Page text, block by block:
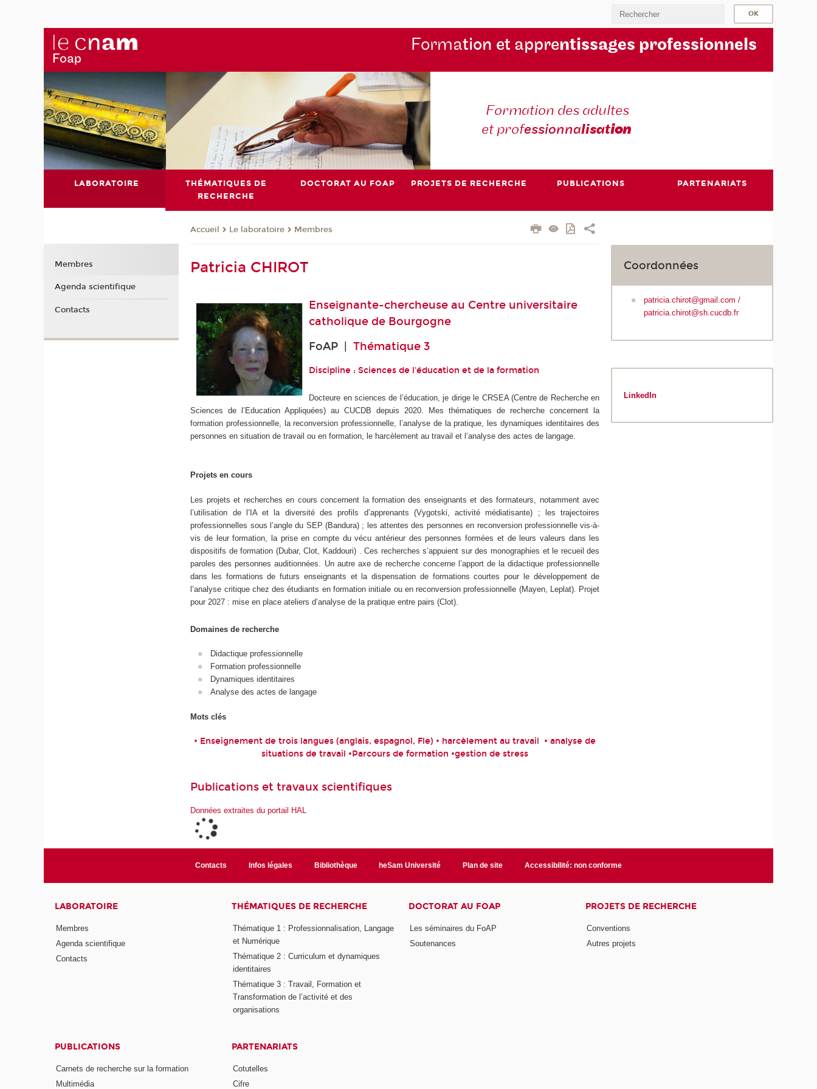
Formation et apprentissages professionnels
Formation des adultes
et professionnalisation
LABORATOIRE
THÉMATIQUES DE
RECHERCHE
DOCTORAT AU FOAP PROJETS DE RECHERCHE PUBLICATIONS PARTENARIATS
Accueil Le laboratoire Membres
Patricia CHIROT
Enseignante-chercheuse au Centre universitaire
catholique de Bourgogne
FoAP |Thématique 3
Discipline : Sciences de l'éducation et de la formation
Docteure en sciences de l’éducation, je dirige le CRSEA (Centre de Recherche en
Sciences de l’Education Appliquées) au CUCDB depuis 2020. Mes thématiques de recherche concernent la
formation professionnelle, la reconversion professionnelle, l’analyse de la pratique, les dynamiques identitaires des
personnes en situation de travail ou en formation, le harcèlement au travail et l’analyse des actes de langage.
Projets en cours
Les projets et recherches en cours concernent la formation des enseignants et des formateurs, notamment avec
l’utilisation de l’IA et la diversité des profils d’apprenants (Vygotski, activité médiatisante) ; les trajectoires
professionnelles sous l’angle du SEP (Bandura) ; les attentes des personnes en reconversion professionnelle vis-à-
vis de leur formation, la prise en compte du vécu antérieur des personnes formées et de leurs valeurs dans les
dispositifs de formation (Dubar, Clot, Kaddouri) . Ces recherches s’appuient sur des monographies et le recueil des
paroles des personnes auditionnées. Un autre axe de recherche concerne l’apport de la didactique professionnelle
dans les formations de futurs enseignants et la dispensation de formations courtes pour le développement de
l’analyse critique chez des étudiants en formation initiale ou en reconversion professionnelle (Mayen, Leplat). Projet
pour 2027 : mise en place ateliers d’analyse de la pratique entre pairs (Clot).
Domaines de recherche
Didactique professionnelle
Formation professionnelle
Dynamiques identitaires
Analyse des actes de langage
Mots clés
• Enseignement de trois langues (anglais, espagnol, Fle) • harcèlement au travail • analyse de
situations de travail •Parcours de formation •gestion de stress
Publications et travaux scientifiques
Données extraites du portail HAL
Coordonnées
patricia.chirot@gmail.com /
patricia.chirot@sh.cucdb.fr
LinkedIn
Membres
Agenda scientifique
Contacts
Contacts Infos légales Bibliothèque heSam Université Plan de site Accessibilité: non conforme
LABORATOIRE
Membres
Agenda scientifique
Contacts
THÉMATIQUES DE RECHERCHE
Thématique 1 : Professionnalisation, Langage
et Numérique
Thématique 2 : Curriculum et dynamiques
identitaires
Thématique 3 : Travail, Formation et
Transformation de l’activité et des
organisations
DOCTORAT AU FOAP
Les séminaires du FoAP
Soutenances
PROJETS DE RECHERCHE
Conventions
Autres projets
PUBLICATIONS
Carnets de recherche sur la formation
Multimédia
PARTENARIATS
Cotutelles
Cifre